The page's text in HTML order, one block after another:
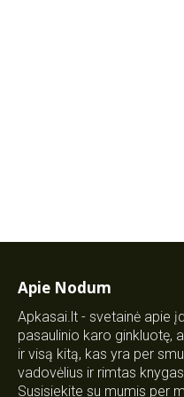
Apie Nodum
Apkasai.lt - svetainė apie
pasaulinio karo ginkluotę,
ir visą kitą, kas yra per
vadovėlius ir rimtas
Susisiekite su mumis per